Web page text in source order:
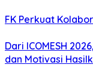
FK Perkuat
Dari ICOMESH
dan Motivasi